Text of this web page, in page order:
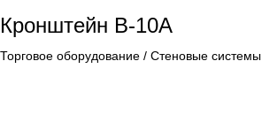
Кронштейн B-10A
Торговое оборудование / Стеновые системы